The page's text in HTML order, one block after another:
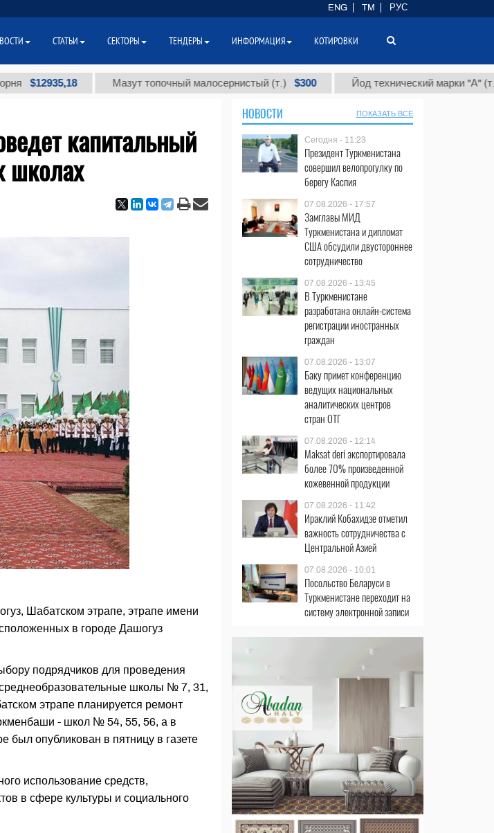
Мазут топочный малосернистый (т.) $300 Йод технический марки "А" (т.) $86
капитальный
школах
Шабатском этрапе, этрапе имени
в городе Дашогуз
подрядчиков для проведения
школы № 7, 31,
этрапе планируется ремонт
- школ № 54, 55, 56, а в
опубликован в пятницу в газете
использование средств,
в сфере культуры и социального
НОВОСТИ ПОКАЗАТЬ ВСЕ
Сегодня - 11:23
Президент Туркменистана
совершил велопрогулку по
берегу Каспия
07.08.2026 - 17:57
Замглавы МИД
Туркменистана и дипломат
США обсудили двустороннее
сотрудничество
07.08.2026 - 13:45
В Туркменистане
разработана онлайн-система
регистрации иностранных
граждан
07.08.2026 - 13:07
Баку примет конференцию
ведущих национальных
аналитических центров
стран ОТГ
07.08.2026 - 12:14
Maksat deri экспортировала
более 70% произведенной
кожевенной продукции
07.08.2026 - 11:42
Ираклий Кобахидзе отметил
важность сотрудничества с
Центральной Азией
07.08.2026 - 10:01
Посольство Беларуси в
Туркменистане переходит на
систему электронной записи
ENG TM РУС
СТАТЬИ СЕКТОРЫ ТЕНДЕРЫ ИНФОРМАЦИЯ КОТИРОВКИ